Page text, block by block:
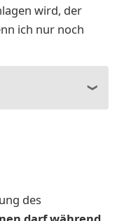
wird, der
ich nur noch
des